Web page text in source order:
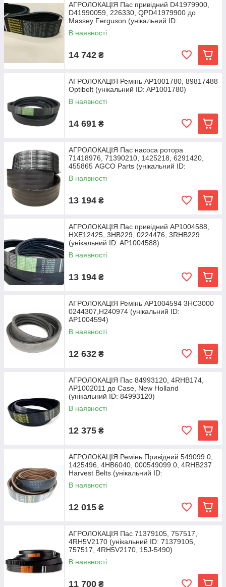
АГРОЛОКАЦІЯ Пас привідний D41979900,
D41990059, 226330, QPD41979900 до
Massey Ferguson (унікальний ID:
В наявності
14 742 ₴
АГРОЛОКАЦІЯ Ремінь AP1001780, 89817488
Optibelt (унікальний ID: AP1001780)
В наявності
14 691 ₴
АГРОЛОКАЦІЯ Пас насоса ротора
71418976, 71390210, 1425218, 6291420,
455865 AGCO Parts (унікальний ID:
В наявності
13 194 ₴
АГРОЛОКАЦІЯ Пас привідний AP1004588,
HXE12425, 3HB229, 0224476, 3RHB229
(унікальний ID: AP1004588)
В наявності
13 194 ₴
АГРОЛОКАЦІЯ Ремінь AP1004594 3HC3000
0244307,H240974 (унікальний ID:
AP1004594)
В наявності
12 632 ₴
АГРОЛОКАЦІЯ Пас 84993120, 4RHB174,
AP1002011 до Case, New Holland
(унікальний ID: 84993120)
В наявності
12 375 ₴
АГРОЛОКАЦІЯ Ремінь Привідний 549099.0,
1425496, 4HB6040, 000549099.0, 4RHB237
Harvest Belts (унікальний ID:
В наявності
12 015 ₴
АГРОЛОКАЦІЯ Пас 71379105, 757517,
4RH5V2170 (унікальний ID: 71379105,
757517, 4RH5V2170, 15J-5490)
В наявності
11 700 ₴